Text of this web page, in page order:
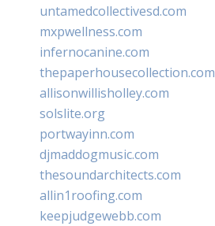
untamedcollectivesd.com
mxpwellness.com
infernocanine.com
thepaperhousecollection.com
allisonwillisholley.com
solslite.org
portwayinn.com
djmaddogmusic.com
thesoundarchitects.com
allin1roofing.com
keepjudgewebb.com